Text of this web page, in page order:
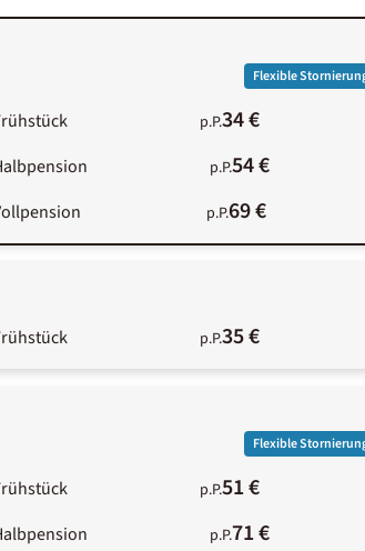
Flexible
p.P.34 €
p.P.54 €
p.P.69 €
p.P.35 €
Flexible
p.P.51 €
p.P.71 €